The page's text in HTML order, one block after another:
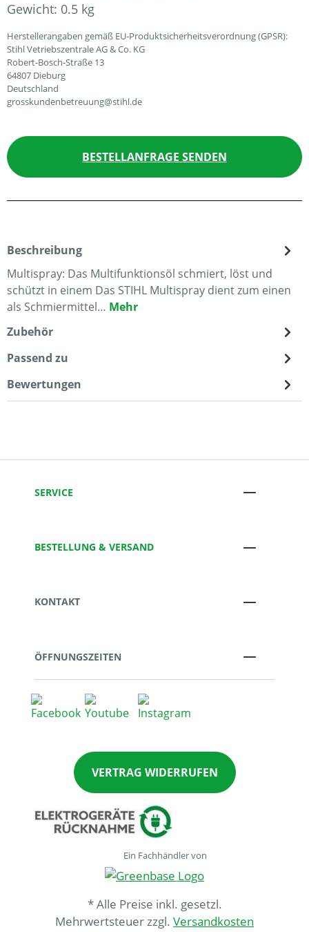
Gewicht: 0.5 kg
Herstellerangaben gemäß EU-Produktsicherheitsverordnung (GPSR):
Stihl Vetriebszentrale AG & Co. KG
Robert-Bosch-Straße 13
64807 Dieburg
Deutschland
grosskundenbetreuung@stihl.de
BESTELLANFRAGE SENDEN
Beschreibung
Multispray: Das Multifunktionsöl schmiert, löst und
schützt in einem Das STIHL Multispray dient zum einen
als Schmiermittel… Mehr
Zubehör
Passend zu
Bewertungen
SERVICE
BESTELLUNG & VERSAND
KONTAKT
ÖFFNUNGSZEITEN
VERTRAG WIDERRUFEN
Ein Fachhändler von
* Alle Preise inkl. gesetzl.
Mehrwertsteuer zzgl. Versandkosten